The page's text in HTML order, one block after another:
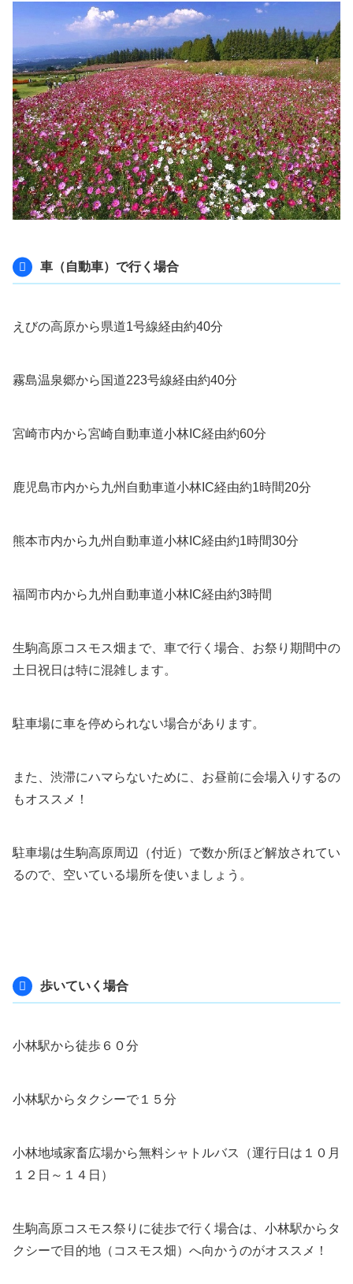
車（自動車）で行く場合
えびの高原から県道1号線経由約40分
霧島温泉郷から国道223号線経由約40分
宮崎市内から宮崎自動車道小林IC経由約60分
鹿児島市内から九州自動車道小林IC経由約1時間20分
熊本市内から九州自動車道小林IC経由約1時間30分
福岡市内から九州自動車道小林IC経由約3時間
生駒高原コスモス畑まで、車で行く場合、お祭り期間中の
土日祝日は特に混雑します。
駐車場に車を停められない場合があります。
また、渋滞にハマらないために、お昼前に会場入りするの
もオススメ！
駐車場は生駒高原周辺（付近）で数か所ほど解放されてい
るので、空いている場所を使いましょう。
歩いていく場合
小林駅から徒歩６０分
小林駅からタクシーで１５分
小林地域家畜広場から無料シャトルバス（運行日は１０月
１２日～１４日）
生駒高原コスモス祭りに徒歩で行く場合は、小林駅からタ
クシーで目的地（コスモス畑）へ向かうのがオススメ！